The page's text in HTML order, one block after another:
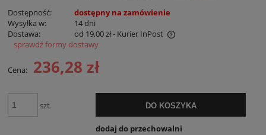
Dostępność:
dostępny na zamówienie
Wysyłka w:
14 dni
Dostawa:
od 19,00 zł- Kurier InPost
Cena nie zawiera ewentualnych kosztów płatności
sprawdź formy dostawy
Cena: 236,28 zł
szt. DO KOSZYKA
dodaj do przechowalni